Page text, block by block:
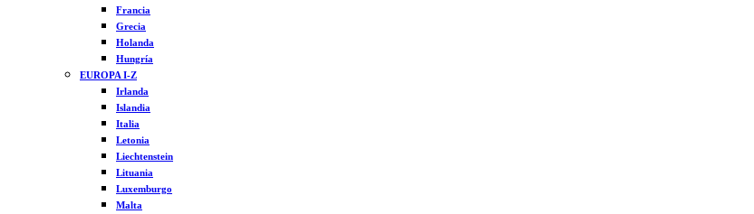
Francia
Grecia
Holanda
Hungría
EUROPA I-Z
Irlanda
Islandia
Italia
Letonia
Liechtenstein
Lituania
Luxemburgo
Malta